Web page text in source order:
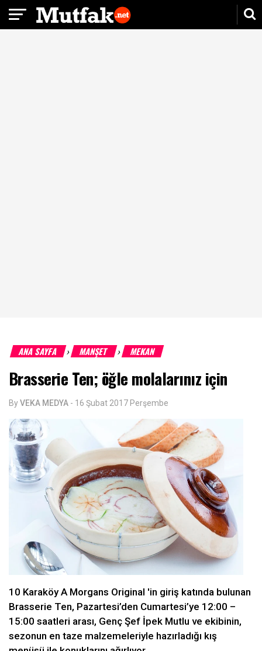
ANA SAYFA › MANŞET › MEKAN
Brasserie Ten; öğle molalarınız için
ByVEKA MEDYA - 16 Şubat 2017 Perşembe
10 Karaköy A Morgans Original 'in giriş katında bulunan
Brasserie Ten, Pazartesi’den Cumartesi’ye 12:00 –
15:00 saatleri arası, Genç Şef İpek Mutlu ve ekibinin,
sezonun en taze malzemeleriyle hazırladığı kış